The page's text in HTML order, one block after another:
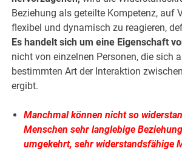
Beziehung als geteilte Kompetenz, auf
flexibel und dynamisch zu reagieren,
Es handelt sich um eine Eigenschaft
nicht von einzelnen Personen, die sich
bestimmten Art der Interaktion
ergibt.
Manchmal können nicht so
Menschen sehr langlebige
umgekehrt, sehr widerstandsfähige